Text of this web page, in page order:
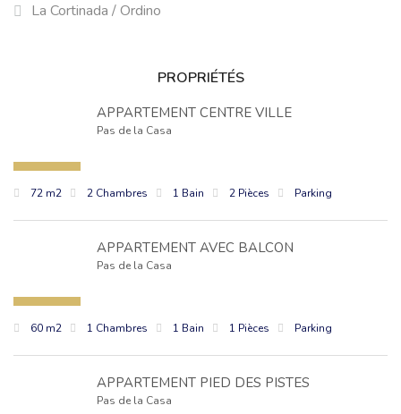
La Cortinada / Ordino
PROPRIÉTÉS
APPARTEMENT CENTRE VILLE
Pas de la Casa
72 m2 2 Chambres 1 Bain 2 Pièces Parking
APPARTEMENT AVEC BALCON
Pas de la Casa
60 m2 1 Chambres 1 Bain 1 Pièces Parking
APPARTEMENT PIED DES PISTES
Pas de la Casa